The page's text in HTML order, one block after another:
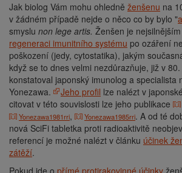
Jak biolog Vám mohu ohledně ženšenu na
v žádném případě nejde o něco co by bylo "
smyslu non lege artis. Ženšen je
regeneraci imunitního systému po ozáření
poškození (jedy, cytostatika), jakým
když se to dnes velmi nezdůrazňuje, již v
konstatoval japonský imunolog a specialista
Yonezawa.
Jeho profil lze nalézt v
citovat v této souvislosti lze jeho publikace
Yonezawa1981rri, Yonezawa1985rri. A od té
nová SciFi tabletka proti radioaktivitě
referencí je možné nalézt v článku účinek
zátěží.
Pokud jde o přímé protirakovinné účinky